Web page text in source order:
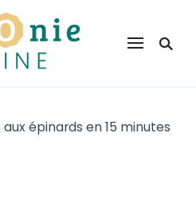
épinards en 15 minutes